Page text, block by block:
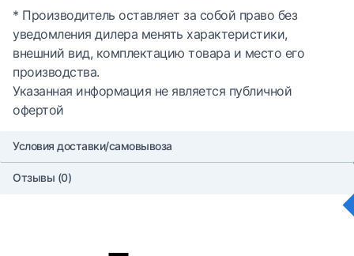
* Производитель оставляет за собой право без
уведомления дилера менять характеристики,
внешний вид, комплектацию товара и место его
производства.
Указанная информация не является публичной
офертой
Условия доставки/самовывоза
Отзывы (0)